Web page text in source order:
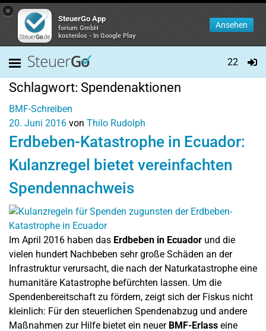
×
SteuerGo App
forium GmbH
kostenlos - In Google Play
Ansehen
22
Schlagwort: Spendenaktionen
BMF-Schreiben
20. Juni 2016 von Thilo Rudolph
Erdbeben-Katastrophe in Ecuador:
Kulanzregel bietet vereinfachten
Spendennachweis
Im April 2016 haben das Erdbeben in Ecuador und die
vielen hundert Nachbeben sehr große Schäden an der
Infrastruktur verursacht, die nach der Naturkatastrophe eine
humanitäre Katastrophe befürchten lassen. Um die
Spendenbereitschaft zu fördern, zeigt sich der Fiskus nicht
kleinlich: Für den steuerlichen Spendenabzug und andere
Maßnahmen zur Hilfe bietet ein neuer BMF-Erlass eine